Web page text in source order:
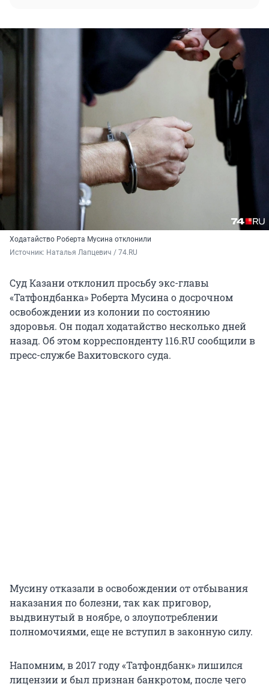
Ходатайство Роберта Мусина отклонили
Источник: Наталья Лапцевич / 74.RU
Суд Казани отклонил просьбу экс-главы
«Татфондбанка» Роберта Мусина о досрочном
освобождении из колонии по состоянию
здоровья. Он подал ходатайство несколько дней
назад. Об этом корреспонденту 116.RU сообщили в
пресс-службе Вахитовского суда.
Мусину отказали в освобождении от отбывания
наказания по болезни, так как приговор,
выдвинутый в ноябре, о злоупотреблении
полномочиями, еще не вступил в законную силу.
Напомним, в 2017 году «Татфондбанк» лишился
лицензии и был признан банкротом, после чего